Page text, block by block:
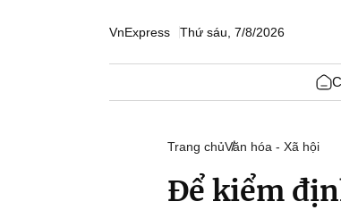
VnExpress Thứ sáu, 7/8/2026
Trang chủVăn hóa - Xã hội
Để kiểm